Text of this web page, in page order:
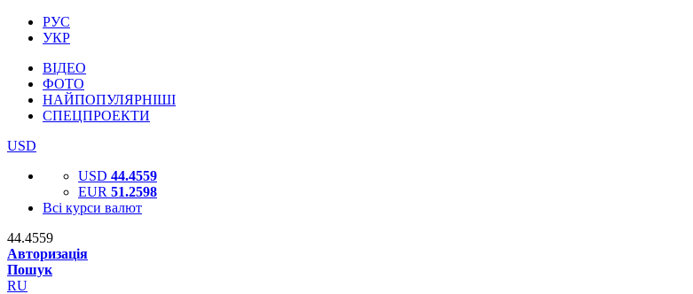
РУС
УКР
ВІДЕО
ФОТО
НАЙПОПУЛЯРНІШІ
СПЕЦПРОЕКТИ
USD
USD 44.4559
EUR 51.2598
Всі курси валют
44.4559
Авторизація
Пошук
RU